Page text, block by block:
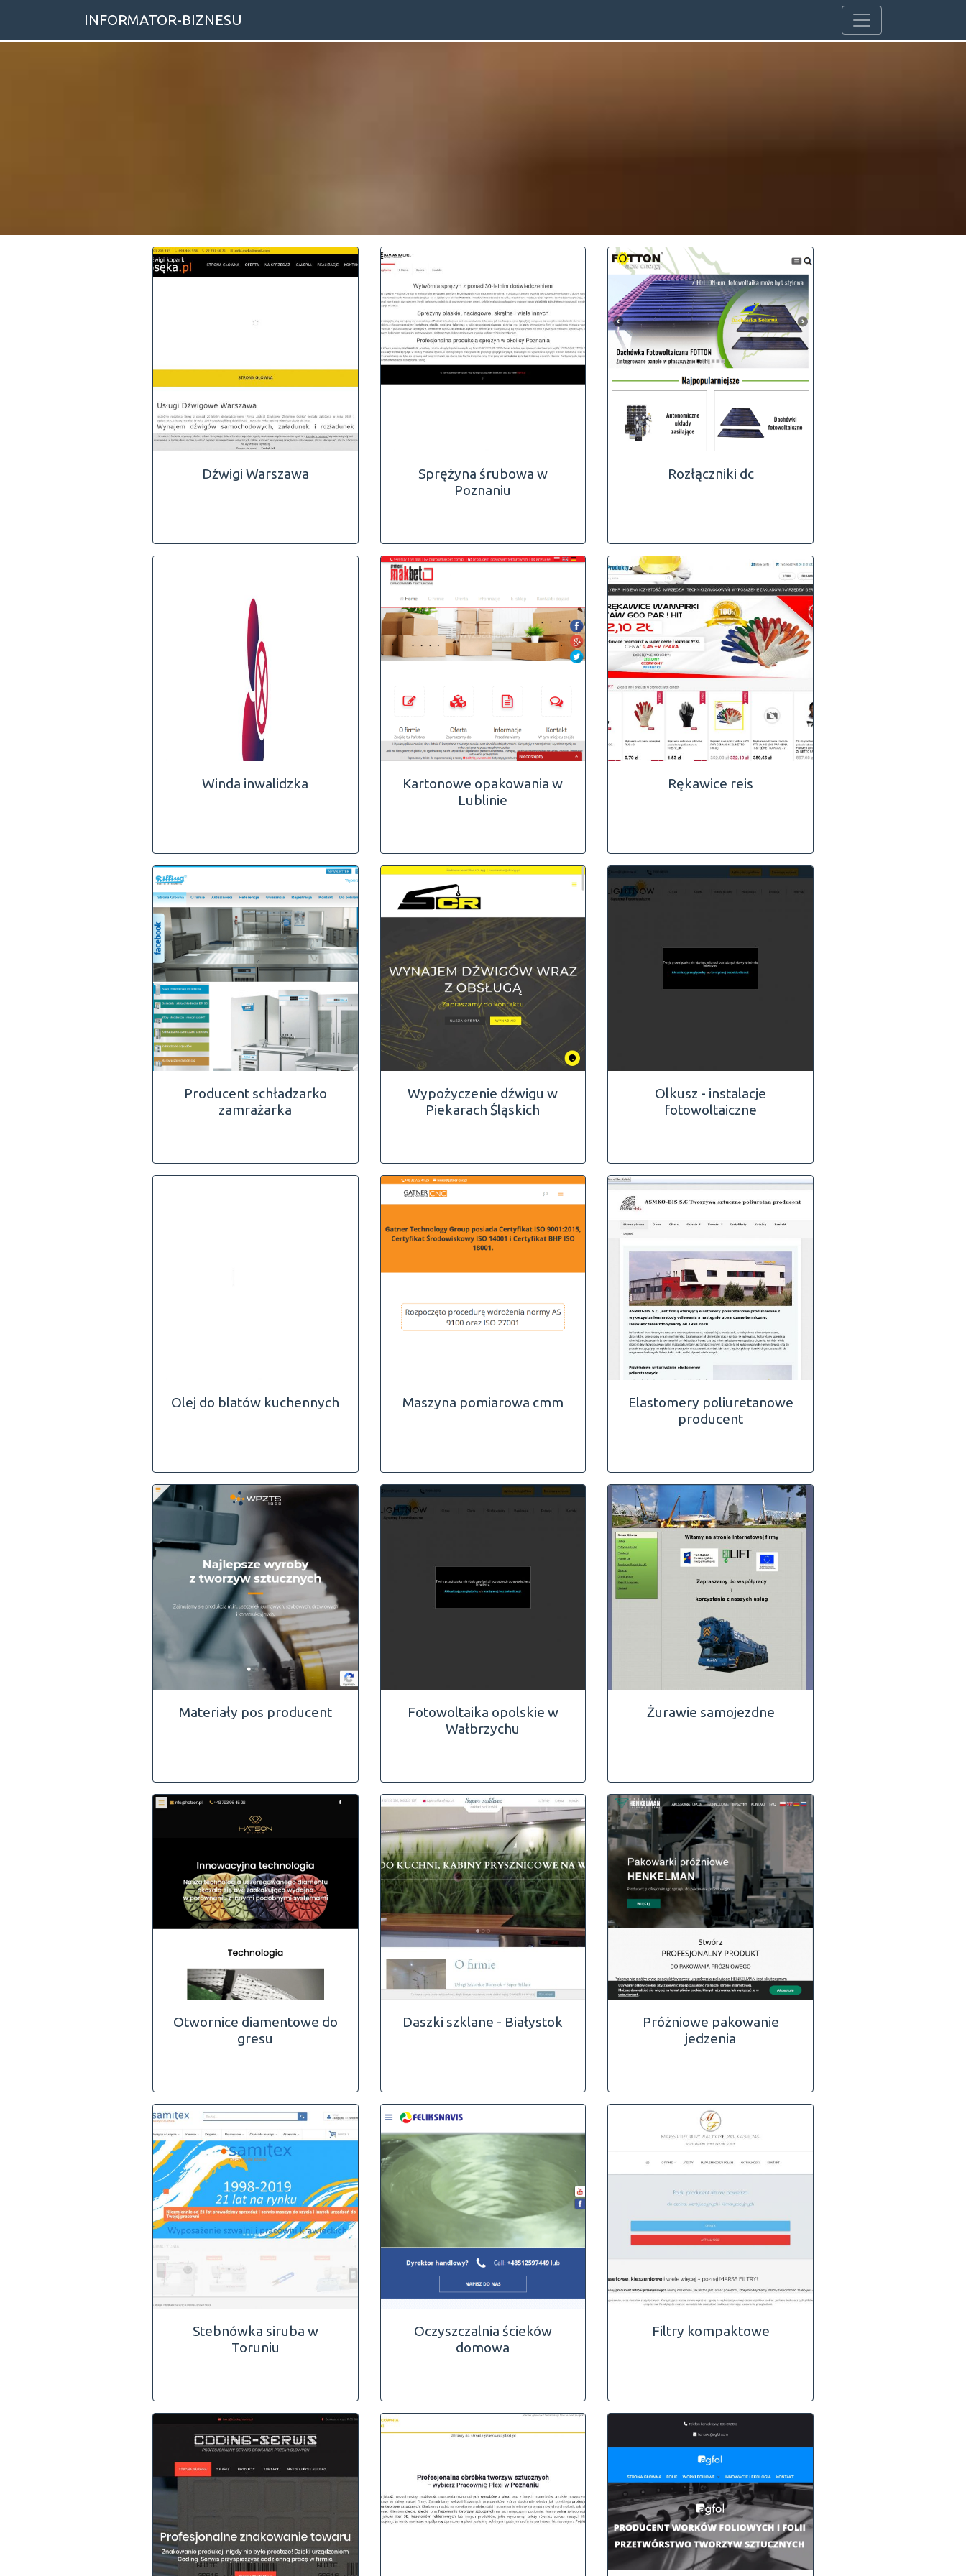
INFORMATOR-BIZNESU
Dźwigi Warszawa
Sprężyna śrubowa w
Poznaniu
Rozłączniki dc
Winda inwalidzka
Kartonowe opakowania w
Lublinie
Rękawice reis
Producent schładzarko
zamrażarka
Wypożyczenie dźwigu w
Piekarach Śląskich
Olkusz - instalacje
fotowoltaiczne
Olej do blatów kuchennych Maszyna pomiarowa cmm
Elastomery poliuretanowe
producent
Materiały pos producent
Fotowoltaika opolskie w
Wałbrzychu
Żurawie samojezdne
Otwornice diamentowe do
gresu
Daszki szklane - Białystok
Próżniowe pakowanie
jedzenia
Stebnówka siruba w
Toruniu
Oczyszczalnia ścieków
domowa
Filtry kompaktowe